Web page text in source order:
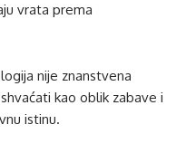
vrata prema
nije znanstvena
kao oblik zabave i
istinu.